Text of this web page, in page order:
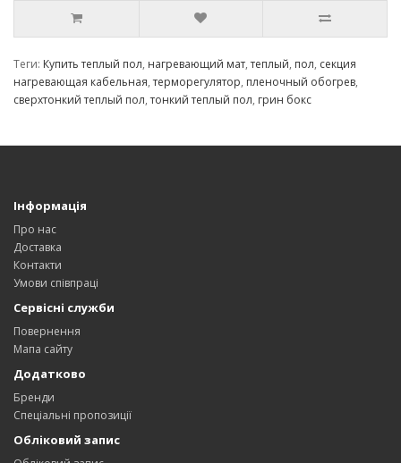
Теги: Купить теплый пол, нагревающий мат,теплый, пол, секция
нагревающая кабельная,терморегулятор, пленочный обогрев,
сверхтонкий теплый пол,тонкий теплый пол, грин бокс
Інформація
Про нас
Доставка
Контакти
Умови співпраці
Сервісні служби
Повернення
Мапа сайту
Додатково
Бренди
Спеціальні пропозиції
Обліковий запис